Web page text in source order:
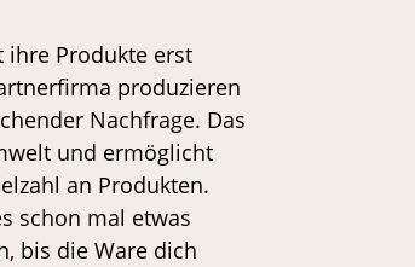
ihre Produkte erst
produzieren
Nachfrage. Das
und ermöglicht
an Produkten.
schon mal etwas
bis die Ware dich